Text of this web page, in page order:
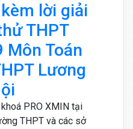
lời giải
THPT
Môn Toán
Lương
PRO XMIN tại
THPT và các sở